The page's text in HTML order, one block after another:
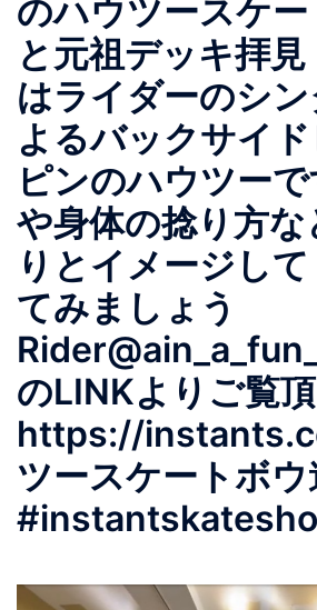
ュ
ー
のハウツースケ
と元祖デッキ拝
はライダーのシ
よるバックサイ
ピンのハウツー
や身体の捻り方
りとイメージし
てみましょう
のLINKよりご覧頂
https://
ツースケートボウ